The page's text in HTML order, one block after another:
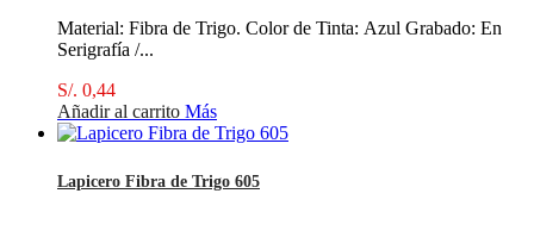
Material: Fibra de Trigo. Color de Tinta: Azul Grabado: En
Serigrafía /...
S/. 0,44
Añadir al carrito Más
Lapicero Fibra de Trigo 605